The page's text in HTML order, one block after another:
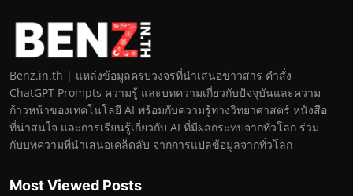
Benz.in.th | แหล่งข้อมูลครบวงจรที่นำเสนอข่าวสาร คำสั่ง
ChatGPT Prompts ความรู้ และบทความเกี่ยวกับปัจจุบันและความ
ก้าวหน้าของเทคโนโลยี AI พร้อมกับความรู้ทางวิทยาศาสตร์ หนังสือ
ที่น่าสนใจ และการเรียนรู้เกี่ยวกับ AI ที่มีผลกระทบจากทั่วโลก ร่วม
กับบทความที่นำเสนอเคล็ดลับ จากการแปลข้อมูลจากทั่วโลก
Most Viewed Posts